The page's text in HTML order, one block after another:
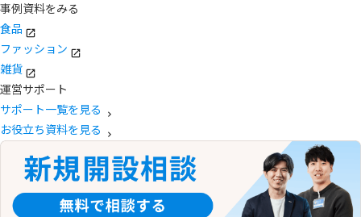
事例資料をみる
食品
ファッション
雑貨
運営サポート
サポート一覧を見る
お役立ち資料を見る